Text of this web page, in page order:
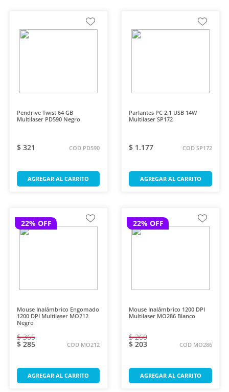
Pendrive Twist 64 GB
Multilaser PD590 Negro
$ 321 COD PD590
AGREGAR AL CARRITO
Parlantes PC 2.1 USB 14W
Multilaser SP172
$ 1.177 COD SP172
AGREGAR AL CARRITO
22% OFF
Mouse Inalámbrico Engomado
1200 DPI Multilaser MO212
Negro
$ 365
$ 285 COD MO212
AGREGAR AL CARRITO
22% OFF
Mouse Inalámbrico 1200 DPI
Multilaser MO286 Blanco
$ 260
$ 203 COD MO286
AGREGAR AL CARRITO